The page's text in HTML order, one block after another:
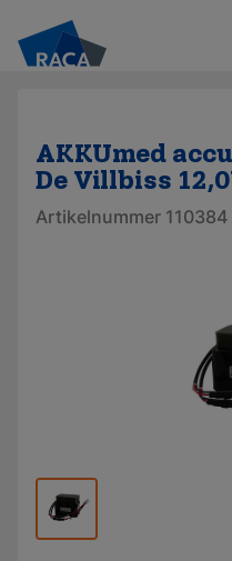
AKKUmed
De Villbiss
Artikelnummer 110384